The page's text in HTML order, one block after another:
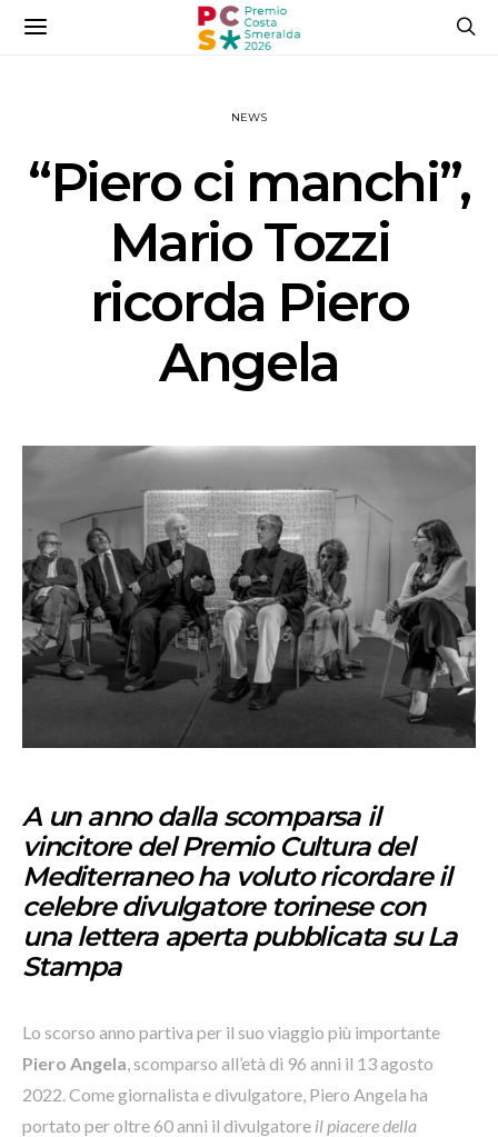
NEWS
“Piero ci manchi”,
Mario Tozzi
ricorda Piero
Angela
A un anno dalla scomparsail
vincitore del Premio Cultura del
Mediterraneo ha voluto ricordare il
celebre divulgatore torinese con
una lettera aperta pubblicata su La
Stampa
Lo scorso anno partiva per il suo viaggio più importante
Piero Angela , scomparso all’età di 96 anni il 13 agosto
2022. Come giornalista e divulgatore, Piero Angela ha
portato per oltre 60 anni il divulgatore il piacere della